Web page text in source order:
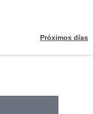
Próximos días